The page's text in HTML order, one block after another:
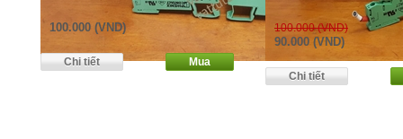
100.000 (VND) 100.000 (VND)
90.000 (VND)